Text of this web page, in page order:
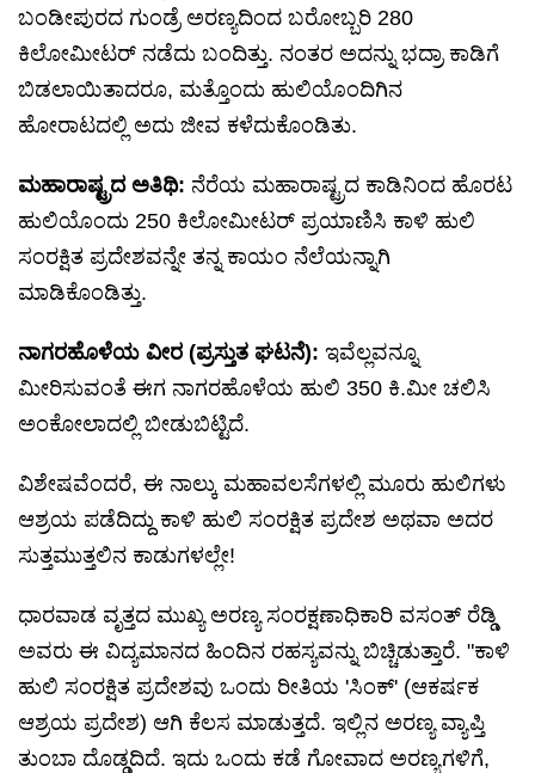
ಬಂಡೀಪುರದ ಗುಂಡ್ರೆ ಅರಣ್ಯದಿಂದ ಬರೋಬ್ಬರಿ 280
ಕಿಲೋಮೀಟರ್ ನಡೆದು ಬಂದಿತ್ತು. ನಂತರ ಅದನ್ನು ಭದ್ರಾ ಕಾಡಿಗೆ
ಬಿಡಲಾಯಿತಾದರೂ, ಮತ್ತೊಂದು ಹುಲಿಯೊಂದಿಗಿನ
ಹೋರಾಟದಲ್ಲಿ ಅದು ಜೀವ ಕಳೆದುಕೊಂಡಿತು.
ಮಹಾರಾಷ್ಟ್ರದ ಅತಿಥಿ: ನೆರೆಯ ಮಹಾರಾಷ್ಟ್ರದ ಕಾಡಿನಿಂದ ಹೊರಟ
ಹುಲಿಯೊಂದು 250 ಕಿಲೋಮೀಟರ್ ಪ್ರಯಾಣಿಸಿ ಕಾಳಿ ಹುಲಿ
ಸಂರಕ್ಷಿತ ಪ್ರದೇಶವನ್ನೇ ತನ್ನ ಕಾಯಂ ನೆಲೆಯನ್ನಾಗಿ
ಮಾಡಿಕೊಂಡಿತ್ತು.
ನಾಗರಹೊಳೆಯ ವೀರ (ಪ್ರಸ್ತುತ ಘಟನೆ): ಇವೆಲ್ಲವನ್ನೂ
ಮೀರಿಸುವಂತೆ ಈಗ ನಾಗರಹೊಳೆಯ ಹುಲಿ 350 ಕಿ.ಮೀ ಚಲಿಸಿ
ಅಂಕೋಲಾದಲ್ಲಿ ಬೀಡುಬಿಟ್ಟಿದೆ.
ವಿಶೇಷವೆಂದರೆ, ಈ ನಾಲ್ಕು ಮಹಾವಲಸೆಗಳಲ್ಲಿ ಮೂರು ಹುಲಿಗಳು
ಆಶ್ರಯ ಪಡೆದಿದ್ದು ಕಾಳಿ ಹುಲಿ ಸಂರಕ್ಷಿತ ಪ್ರದೇಶ ಅಥವಾ ಅದರ
ಸುತ್ತಮುತ್ತಲಿನ ಕಾಡುಗಳಲ್ಲೇ!
ಧಾರವಾಡ ವೃತ್ತದ ಮುಖ್ಯ ಅರಣ್ಯ ಸಂರಕ್ಷಣಾಧಿಕಾರಿ ವಸಂತ್ ರೆಡ್ಡಿ
ಅವರು ಈ ವಿದ್ಯಮಾನದ ಹಿಂದಿನ ರಹಸ್ಯವನ್ನು ಬಿಚ್ಚಿಡುತ್ತಾರೆ. "ಕಾಳಿ
ಹುಲಿ ಸಂರಕ್ಷಿತ ಪ್ರದೇಶವು ಒಂದು ರೀತಿಯ 'ಸಿಂಕ್' (ಆಕರ್ಷಕ
ಆಶ್ರಯ ಪ್ರದೇಶ) ಆಗಿ ಕೆಲಸ ಮಾಡುತ್ತದೆ. ಇಲ್ಲಿನ ಅರಣ್ಯ ವ್ಯಾಪ್ತಿ
ತುಂಬಾ ದೊಡ್ಡದಿದೆ. ಇದು ಒಂದು ಕಡೆ ಗೋವಾದ ಅರಣ್ಯಗಳಿಗೆ,